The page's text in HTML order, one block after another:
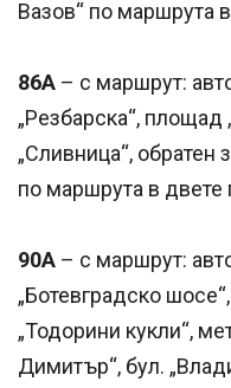
Вазов“ по маршрута
86А – с маршрут:
„Резбарска“, площад
„Сливница“, обратен
по маршрута в двете
90А – с маршрут:
„Ботевградско
„Тодорини кукли“,
Димитър“, бул.